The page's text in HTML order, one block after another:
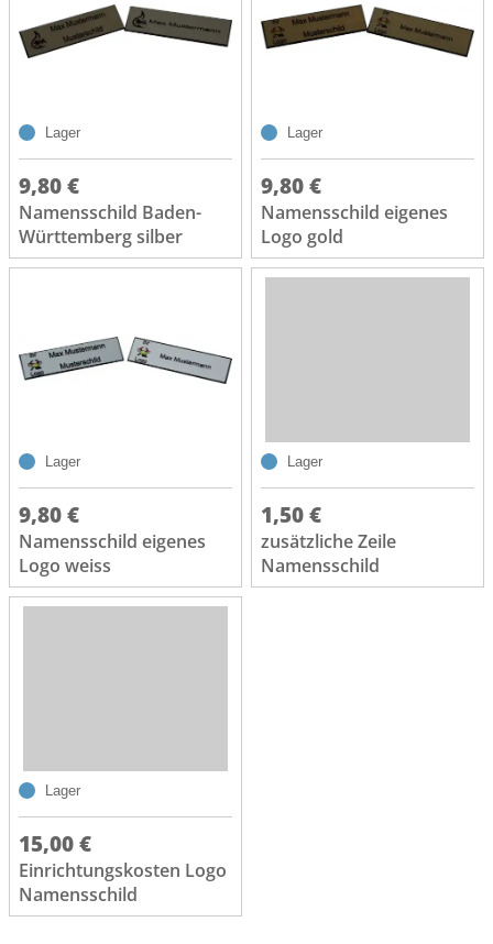
Lager
9,80 €
Namensschild Baden-
Württemberg silber
Lager
9,80 €
Namensschild eigenes
Logo gold
Lager
9,80 €
Namensschild eigenes
Logo weiss
Lager
1,50 €
zusätzliche Zeile
Namensschild
Lager
15,00 €
Einrichtungskosten Logo
Namensschild